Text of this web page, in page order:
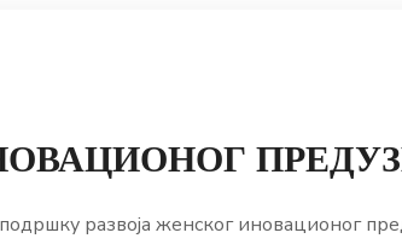
развоја женског иновационог